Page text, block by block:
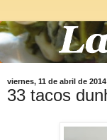
viernes, 11 de abril de 2014
33 tacos